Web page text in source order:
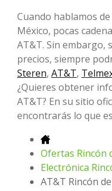
Cuando hablamos
México, pocas
AT&T. Sin embargo,
precios, siempre
Steren, AT&T,
¿Quieres obtener
AT&T? En su sitio
encontrarás lo que
Ofertas Rincón
Electrónica
AT&T Rincón